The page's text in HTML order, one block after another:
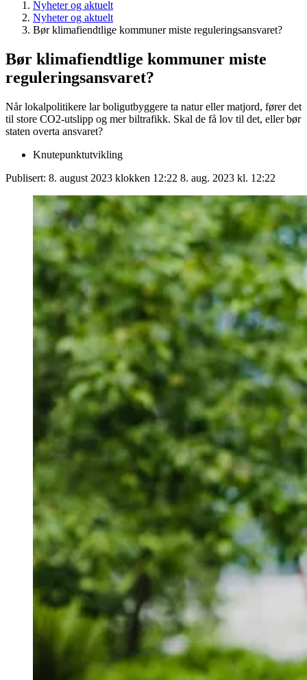
Nyheter og aktuelt
Nyheter og aktuelt
Bør klimafiendtlige kommuner miste reguleringsansvaret?
Bør klimafiendtlige kommuner miste
reguleringsansvaret?
Når lokalpolitikere lar boligutbyggere ta natur eller matjord, fører det
til store CO2-utslipp og mer biltrafikk. Skal de få lov til det, eller bør
staten overta ansvaret?
Knutepunktutvikling
Publisert: 8. august 2023 klokken 12:22 8. aug. 2023 kl. 12:22